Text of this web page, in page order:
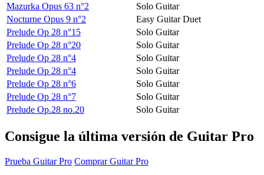
Mazurka Opus 63 n°2
Solo Guitar
Nocturne Opus 9 n°2
Easy Guitar Duet
Prelude Op 28 n°15
Solo Guitar
Prelude Op 28 n°20
Solo Guitar
Prelude Op 28 n°4
Solo Guitar
Prelude Op 28 n°4
Solo Guitar
Prelude Op 28 n°6
Solo Guitar
Prelude Op 28 n°7
Solo Guitar
Prelude Op.28 no.20
Solo Guitar
Consigue la última versión de Guitar Pro
Prueba Guitar Pro Comprar Guitar Pro